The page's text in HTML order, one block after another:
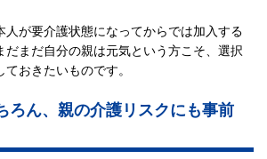
人が要介護状態になってからでは加入する
だまだ自分の親は元気という方こそ、選択
おきたいものです。
ろん、親の介護リスクにも事前